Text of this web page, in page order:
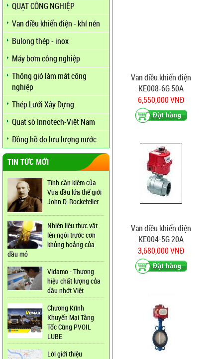
QUẠT CÔNG NGHIỆP
Van điều khiển điện - khí nén
Bulong thép - inox
Máy bơm công nghiệp
Thông gió làm mát công
nghiệp
Thép Lưới Xây Dựng
Quạt sò Innotech-Việt Nam
Đồng hồ đo lưu lượng nước
TIN TỨC MỚI
Tính cần kiệm của
Vua dầu lửa thế giới
John D. Rockefeller
Nhiên liệu thực vật
lên ngôi trước cơn
khủng hoảng của
dầu mỏ
Vidamo - Thương
hiệu chất lượng của
dầu nhớt Việt
Chương Krình
Khuyến Mại Tăng
Tốc Cùng PVOIL
LUBE
Lời giới thiệu
Van điều khiển điện
KE008-6G 50A
6,550,000 VNĐ
Van điều khiển điện
KE004-5G 20A
3,680,000 VNĐ